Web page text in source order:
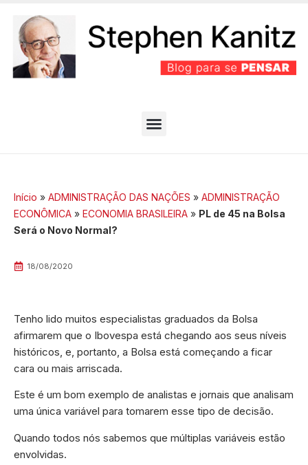
Início » ADMINISTRAÇÃO DAS NAÇÕES » ADMINISTRAÇÃO
ECONÔMICA » ECONOMIA BRASILEIRA » PL de 45 na Bolsa
Será o Novo Normal?
18/08/2020
Tenho lido muitos especialistas graduados da Bolsa
afirmarem que o Ibovespa está chegando aos seus níveis
históricos, e, portanto, a Bolsa está começando a ficar
cara ou mais arriscada.
Este é um bom exemplo de analistas e jornais que analisam
uma única variável para tomarem esse tipo de decisão.
Quando todos nós sabemos que múltiplas variáveis estão
envolvidas.